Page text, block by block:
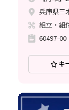
兵庫県三
組立・組
60497-00
キ